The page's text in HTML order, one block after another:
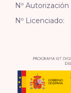
Nº Autorización
Nº Licenciado: